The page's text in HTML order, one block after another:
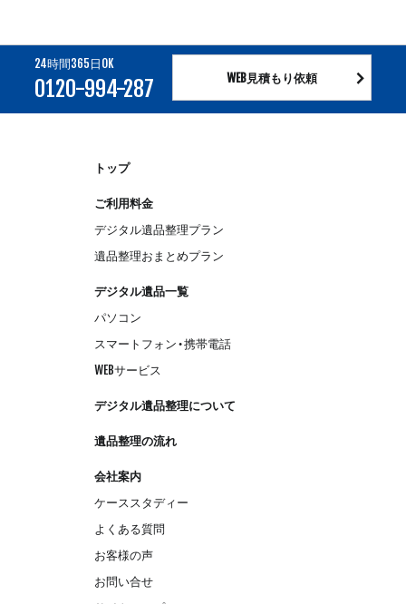
24時間365日OK
0120-994-287 WEB見積もり依頼
トップ
ご利用料金
デジタル遺品整理プラン
遺品整理おまとめプラン
デジタル遺品一覧
パソコン
スマートフォン・携帯電話
WEBサービス
デジタル遺品整理について
遺品整理の流れ
会社案内
ケーススタディー
よくある質問
お客様の声
お問い合せ